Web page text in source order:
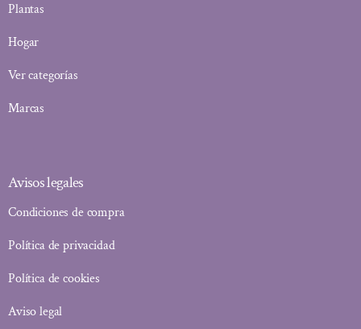
Plantas
Hogar
Ver categorías
Marcas
Avisos legales
Condiciones de compra
Política de privacidad
Política de cookies
Aviso legal